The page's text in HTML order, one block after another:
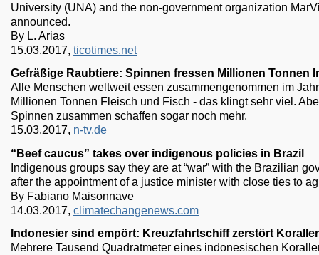
University (UNA) and the non-government organization
announced.
By L. Arias
15.03.2017, ticotimes.net
Gefräßige Raubtiere: Spinnen fressen Millionen Tonnen
Alle Menschen weltweit essen zusammengenommen im
Millionen Tonnen Fleisch und Fisch - das klingt sehr viel.
Spinnen zusammen schaffen sogar noch mehr.
15.03.2017, n-tv.de
“Beef caucus” takes over indigenous policies in Brazil
Indigenous groups say they are at “war” with the Brazilian
after the appointment of a justice minister with close ties to
By Fabiano Maisonnave
14.03.2017, climatechangenews.com
Indonesier sind empört: Kreuzfahrtschiff zerstört
Mehrere Tausend Quadratmeter eines indonesischen